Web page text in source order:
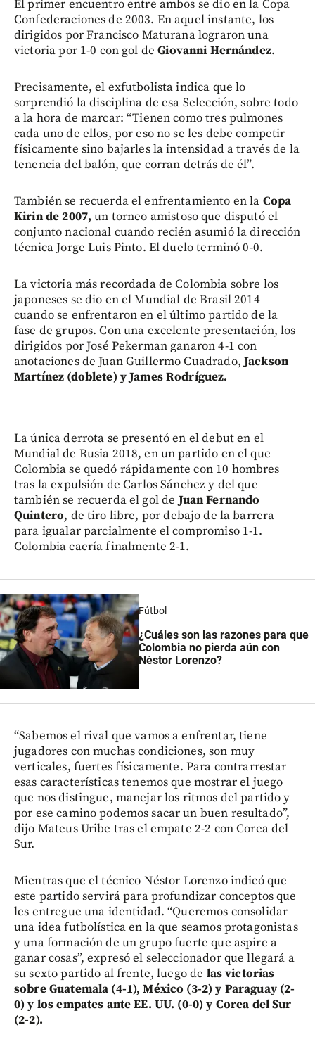
El primer encuentro entre ambos se dio en la Copa
Confederaciones de 2003. En aquel instante, los
dirigidos por Francisco Maturana lograron una
victoria por 1-0 con gol deGiovanni Hernández.
Precisamente, el exfutbolista indica que lo
sorprendió la disciplina de esa Selección, sobre todo
a la hora de marcar: “Tienen como tres pulmones
cada uno de ellos, por eso no se les debe competir
físicamente sino bajarles la intensidad a través de la
tenencia del balón, que corran detrás de él”.
También se recuerda el enfrentamiento en la Copa
Kirin de 2007, un torneo amistoso que disputó el
conjunto nacional cuando recién asumió la dirección
técnica Jorge Luis Pinto. El duelo terminó 0-0.
La victoria más recordada de Colombia sobre los
japoneses se dio en el Mundial de Brasil 2014
cuando se enfrentaron en el último partido de la
fase de grupos. Con una excelente presentación, los
dirigidos por José Pekerman ganaron 4-1 con
anotaciones de Juan Guillermo Cuadrado,Jackson
Martínez (doblete) y James Rodríguez.
La única derrota se presentó en el debut en el
Mundial de Rusia 2018, en un partido en el que
Colombia se quedó rápidamente con 10 hombres
tras la expulsión de Carlos Sánchez y del que
también se recuerda el gol de Juan Fernando
Quintero, de tiro libre, por debajo de la barrera
para igualar parcialmente el compromiso 1-1.
Colombia caería finalmente 2-1.
Fútbol
¿Cuáles son las razones para que
Colombia no pierda aún con
Néstor Lorenzo?
“Sabemos el rival que vamos a enfrentar, tiene
jugadores con muchas condiciones, son muy
verticales, fuertes físicamente. Para contrarrestar
esas características tenemos que mostrar el juego
que nos distingue, manejar los ritmos del partido y
por ese camino podemos sacar un buen resultado”,
dijo Mateus Uribe tras el empate 2-2 con Corea del
Sur.
Mientras que el técnico Néstor Lorenzo indicó que
este partido servirá para profundizar conceptos que
les entregue una identidad. “Queremos consolidar
una idea futbolística en la que seamos protagonistas
y una formación de un grupo fuerte que aspire a
ganar cosas”, expresó el seleccionador que llegará a
su sexto partido al frente, luego de las victorias
sobre Guatemala (4-1), México (3-2) y Paraguay (2-
0) y los empates ante EE. UU. (0-0) y Corea del Sur
(2-2).